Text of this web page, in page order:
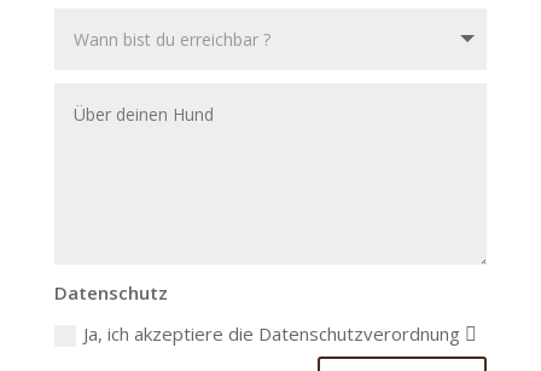
Datenschutz
Ja, ich akzeptiere die Datenschutzverordnung